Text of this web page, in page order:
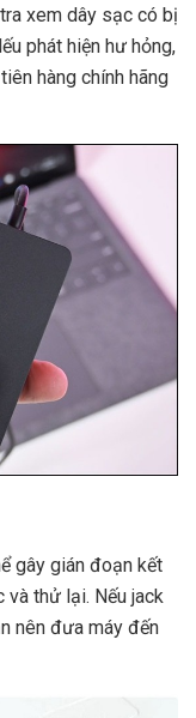
xem dây sạc có bị
phát hiện hư hỏng,
hàng chính hãng
gây gián đoạn kết
và thử lại. Nếu jack
nên đưa máy đến